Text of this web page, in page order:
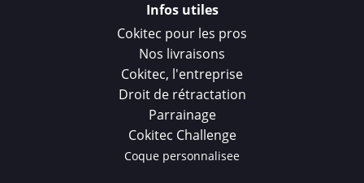
Infos utiles
Cokitec pour les pros
Nos livraisons
Cokitec, l'entreprise
Droit de rétractation
Parrainage
Cokitec Challenge
Coque personnalisee